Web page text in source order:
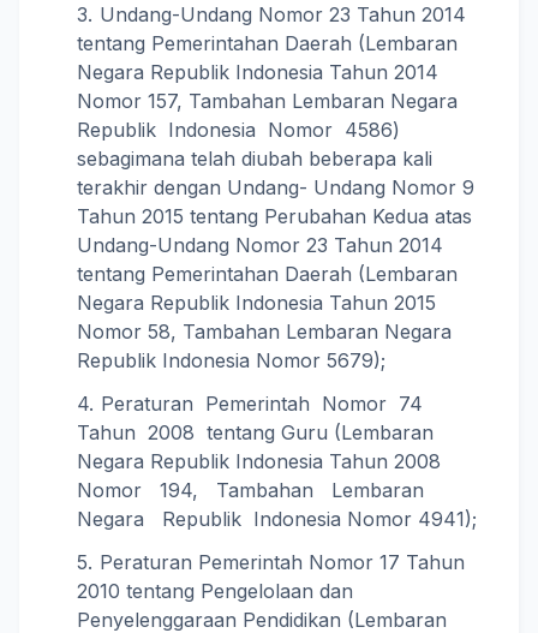
Undang-Undang Nomor 23 Tahun 2014
tentang Pemerintahan Daerah (Lembaran
Negara Republik Indonesia Tahun 2014
Nomor 157, Tambahan Lembaran Negara
Republik Indonesia Nomor 4586)
sebagimana telah diubah beberapa kali
terakhir dengan Undang- Undang Nomor 9
Tahun 2015 tentang Perubahan Kedua atas
Undang-Undang Nomor 23 Tahun 2014
tentang Pemerintahan Daerah (Lembaran
Negara Republik Indonesia Tahun 2015
Nomor 58, Tambahan Lembaran Negara
Republik Indonesia Nomor 5679);
Peraturan Pemerintah Nomor 74
Tahun 2008 tentang Guru (Lembaran
Negara Republik Indonesia Tahun 2008
Nomor 194, Tambahan Lembaran
Negara Republik Indonesia Nomor 4941);
Peraturan Pemerintah Nomor 17 Tahun
2010 tentang Pengelolaan dan
Penyelenggaraan Pendidikan (Lembaran